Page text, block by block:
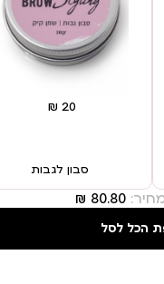
סבון לגבות
‏80.80 ₪
הכל לסל